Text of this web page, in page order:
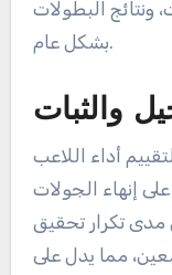
ونتائج البطولات
بشكل عام.
والثبات
أداء اللاعب
إنهاء الجولات
مدى تكرار تحقيق
مما يدل على